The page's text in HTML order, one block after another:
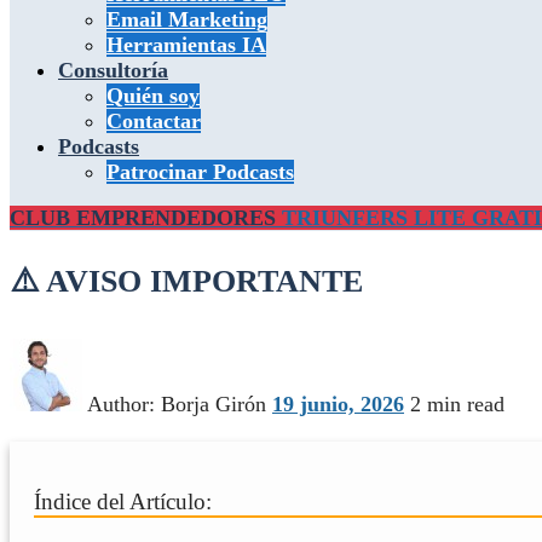
Email Marketing
Herramientas IA
Consultoría
Quién soy
Contactar
Podcasts
Patrocinar Podcasts
CLUB EMPRENDEDORES TRIUNFERS LITE
⚠️ AVISO IMPORTANTE
Author: Borja Girón 19 junio, 2026 2 min read
Índice del Artículo: